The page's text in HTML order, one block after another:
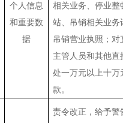
个人信息
和重要数
据
相关业务、停业整
站、吊销相关业务
吊销营业执照；对
主管人员和其他直
处一万元以上十万
款。
责令改正，给予警